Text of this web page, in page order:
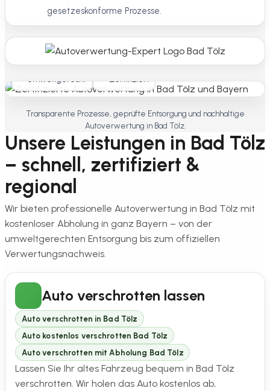
gesetzeskonforme Prozesse.
Umweltgerecht Zertifiziert
Transparente Prozesse, geprüfte Entsorgung und nachhaltige
Autoverwertung in Bad Tölz.
Unsere Leistungen in Bad Tölz
– schnell, zertifiziert &
regional
Wir bieten professionelle Autoverwertung in Bad Tölz mit
kostenloser Abholung in ganz Bayern – von der
umweltgerechten Entsorgung bis zum offiziellen
Verwertungsnachweis.
Auto verschrotten lassen
Auto verschrotten in Bad Tölz
Auto kostenlos verschrotten Bad Tölz
Auto verschrotten mit Abholung Bad Tölz
Lassen Sie Ihr altes Fahrzeug bequem in Bad Tölz
verschrotten. Wir holen das Auto kostenlos ab,